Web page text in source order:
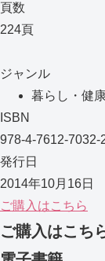
頁数
224頁
ジャンル
暮らし・健
ISBN
978-4-7612-7032-
発行日
2014年10月16日
ご購入はこちら
ご購入はこち